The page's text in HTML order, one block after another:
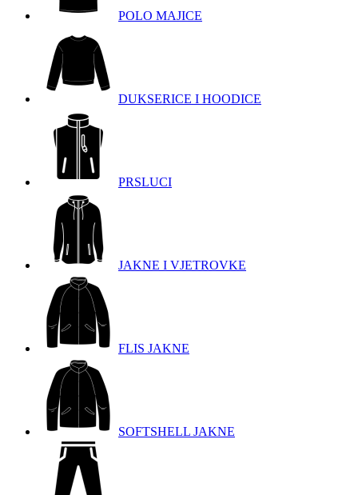
POLO MAJICE
DUKSERICE I HOODICE
PRSLUCI
JAKNE I VJETROVKE
FLIS JAKNE
SOFTSHELL JAKNE